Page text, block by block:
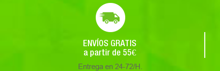
ENVÍOS GRATIS
a partir de 55€
Entrega en 24-72/H.